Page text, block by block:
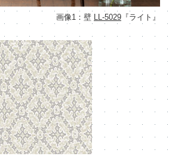
画像1：壁 LL-5029 『ライト』